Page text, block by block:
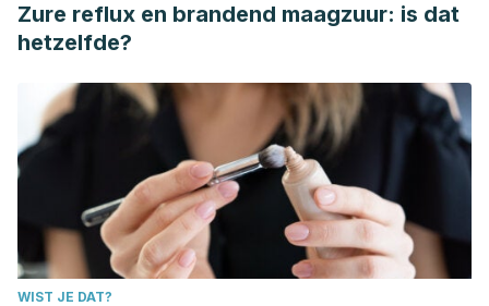
Zure reflux en brandend maagzuur: is dat
hetzelfde?
WIST JE DAT?